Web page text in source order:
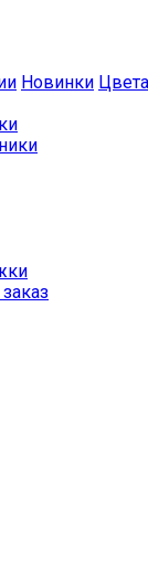
Новинки Цвета